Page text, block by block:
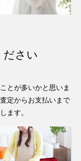
ださい
とが多いかと思いま
定からお支払いまで
ます。